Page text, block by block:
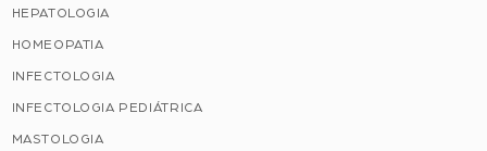
HEPATOLOGIA
HOMEOPATIA
INFECTOLOGIA
INFECTOLOGIA PEDIÁTRICA
MASTOLOGIA